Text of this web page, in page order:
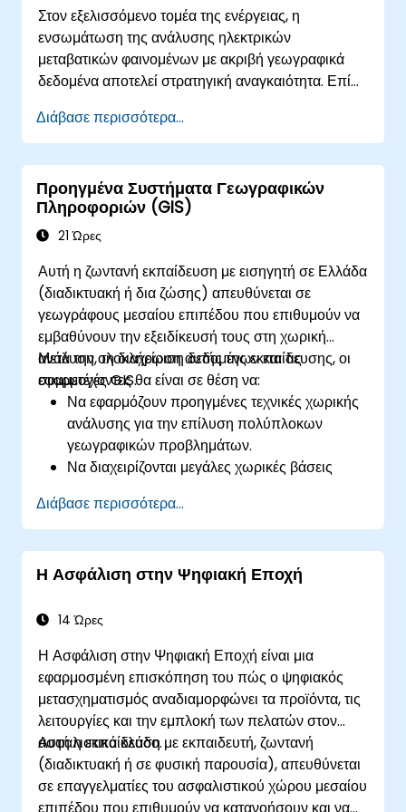
και αξιοποιήσουν την ανάλυση τρισδιάστατων
χωρικών δεδομένων.
Στον εξελισσόμενο τομέα της ενέργειας, η
ενσωμάτωση της ανάλυσης ηλεκτρικών
μεταβατικών φαινομένων με ακριβή γεωγραφικά
δεδομένα αποτελεί στρατηγική αναγκαιότητα. Επί
δεδομένα οδηγεί σε σημαντικούς λειτουργικούς
κινδύνους. Αυτό το εντατικό πρόγραμμα 14 ημερών
στο Μελβούρνη σχεδιάστηκε για να γεφυρώσει το
χάσμα μεταξύ της ηλεκτρολογικής μηχανικής και
της διαχείρισης γεωχωρικών δεδομένων.
Διάβασε περισσότερα...
Προηγμένα Συστήματα Γεωγραφικών
Πληροφοριών (GIS)
21 Ώρες
Αυτή η ζωντανή εκπαίδευση με εισηγητή σε Ελλάδα
(διαδικτυακή ή δια ζώσης) απευθύνεται σε
γεωγράφους μεσαίου επιπέδου που επιθυμούν να
εμβαθύνουν την εξειδίκευσή τους στη χωρική
ανάλυση, τη διαχείριση δεδομένων και τις
εφαρμογές GIS.
Μετά την ολοκλήρωση αυτής της εκπαίδευσης, οι
συμμετέχοντες θα είναι σε θέση να:
Να εφαρμόζουν προηγμένες τεχνικές χωρικής
ανάλυσης για την επίλυση πολύπλοκων
γεωγραφικών προβλημάτων.
Να διαχειρίζονται μεγάλες χωρικές βάσεις
ποιότητας δεδομένων.
Να δημιουργούν δυναμικούς και
διαδραστικούς χάρτες και οπτικοποιήσεις για
διάφορες εφαρμογές.
αυτοματισμό για τη βελτιστοποίηση των ροών
Διάβασε περισσότερα...
Η Ασφάλιση στην Ψηφιακή Εποχή
14 Ώρες
Η Ασφάλιση στην Ψηφιακή Εποχή είναι μια
εφαρμοσμένη επισκόπηση του πώς ο ψηφιακός
μετασχηματισμός αναδιαμορφώνει τα προϊόντα, τις
λειτουργίες και την εμπλοκή των πελατών στον
ασφαλιστικό κλάδο.
Αυτή η εκπαίδευση με εκπαιδευτή, ζωντανή
(διαδικτυακή ή σε φυσική παρουσία), απευθύνεται
σε επαγγελματίες του ασφαλιστικού χώρου μεσαίου
επιπέδου που επιθυμούν να κατανοήσουν και να